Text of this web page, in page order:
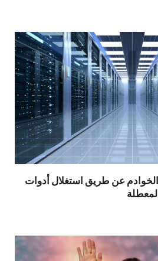
عن طريق استغلال أدوات